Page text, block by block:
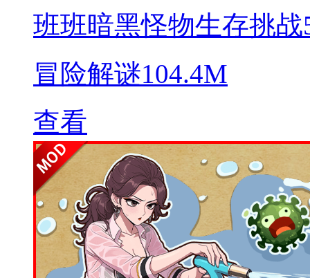
班班暗黑怪物生存挑战
冒险解谜104.4M
查看